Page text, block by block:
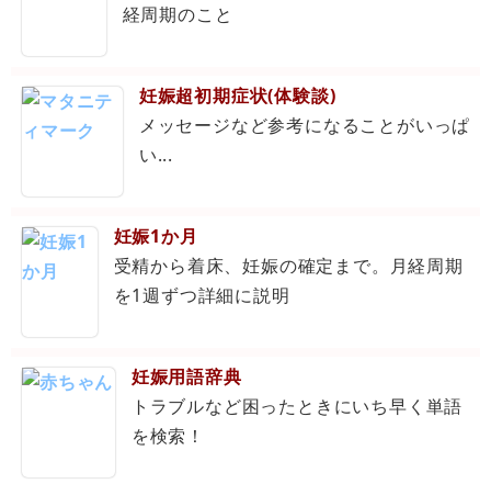
経周期のこと
妊娠超初期症状(体験談)
メッセージなど参考になることがいっぱ
い...
妊娠1か月
受精から着床、妊娠の確定まで。月経周期
を1週ずつ詳細に説明
妊娠用語辞典
トラブルなど困ったときにいち早く単語
を検索！